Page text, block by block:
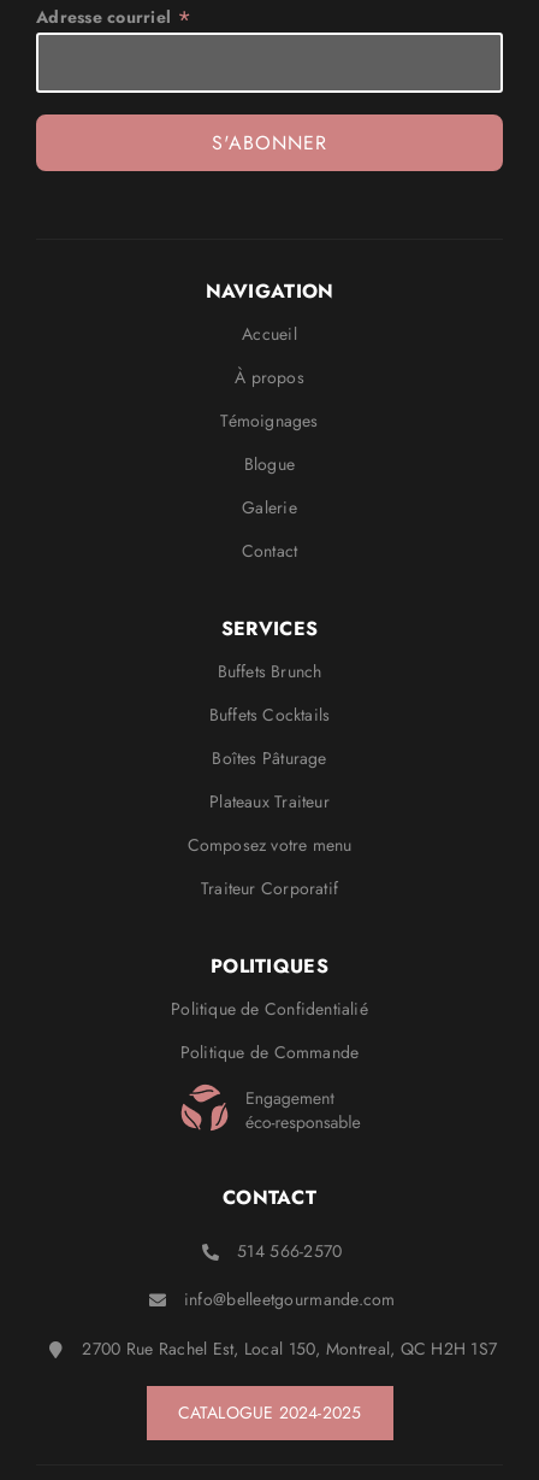
Adresse courriel *
NAVIGATION
Accueil
À propos
Témoignages
Blogue
Galerie
Contact
SERVICES
Buffets Brunch
Buffets Cocktails
Boîtes Pâturage
Plateaux Traiteur
Composez votre menu
Traiteur Corporatif
POLITIQUES
Politique de Confidentialié
Politique de Commande
CONTACT
514 566-2570
info@belleetgourmande.com
2700 Rue Rachel Est, Local 150, Montreal, QC H2H 1S7
CATALOGUE 2024-2025